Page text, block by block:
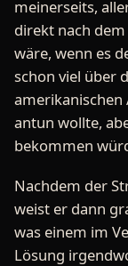
meinerseits,
direkt nach dem
wäre, wenn es
schon viel über
antun wollte,
bekommen
Nachdem der
weist er dann
was einem im
Lösung